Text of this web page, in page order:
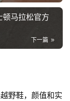
马拉松官方
下一篇
野鞋，颜值和实